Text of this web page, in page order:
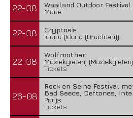
22-08
Waailand Outdoor
Made
22-08
Cryptosis
Iduna (Iduna (Drachten))
22-08
Wolfmother
Muziekgieterij
Tickets
26-08
Rock en Seine Festival
Bad Seeds, Deftones,
Parijs
Tickets